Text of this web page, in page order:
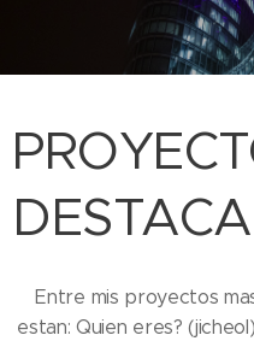
Entre mis proyectos
estan: Quien eres?